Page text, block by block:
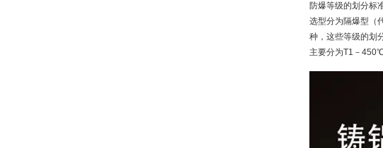
防爆等级的划分标
选型分为隔爆型（
种，这些等级的划
主要分为T1－